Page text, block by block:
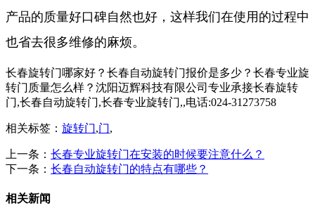
产品的质量好口碑自然也好，这样我们在使用的过程中
也省去很多维修的麻烦。
长春旋转门哪家好？长春自动旋转门报价是多少？长春专业旋
转门质量怎么样？沈阳迈辉科技有限公司专业承接长春旋转
门,长春自动旋转门,长春专业旋转门,,电话:024-31273758
相关标签： 旋转门,门,
上一条： 长春专业旋转门在安装的时候要注意什么？
下一条： 长春自动旋转门的特点有哪些？
相关新闻